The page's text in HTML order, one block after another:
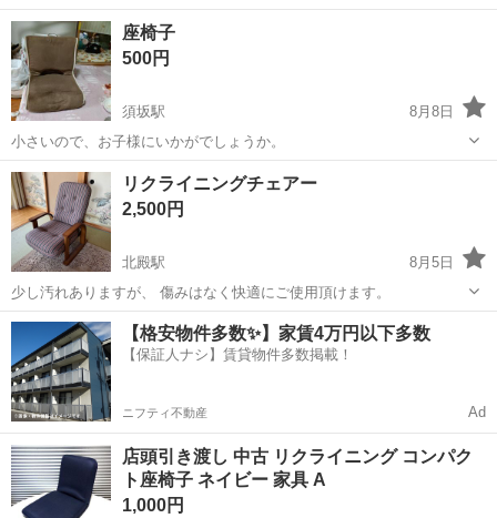
座椅子
500円
須坂駅
8月8日
小さいので、お子様にいかがでしょうか。
長野 須坂市 須坂駅 椅子
リクライニングチェアー
2,500円
北殿駅
8月5日
少し汚れありますが、 傷みはなく快適にご使用頂けます。
長野 上伊那郡 北殿駅 椅子
【格安物件多数✨】家賃4万円以下多数
【保証人ナシ】賃貸物件多数掲載！
ニフティ不動産 Ad
店頭引き渡し 中古 リクライニング コンパク
ト座椅子 ネイビー 家具 A
1,000円